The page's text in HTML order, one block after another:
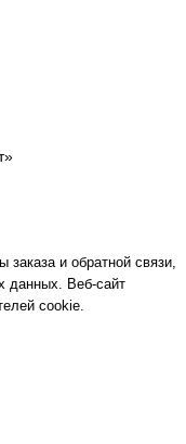
и обратной связи,
данных. Веб-сайт
cookie.